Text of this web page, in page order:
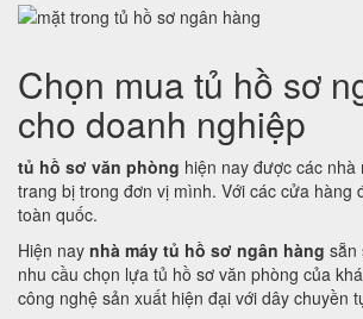
Chọn mua tủ hồ sơ
cho doanh nghiệp
tủ hồ sơ văn phòng hiện nay được các
trang bị trong đơn vị mình. Với các cửa hàng
toàn quốc.
Hiện nay nhà máy tủ hồ sơ ngân hàng sẵn
nhu cầu chọn lựa tủ hồ sơ văn phòng của
công nghệ sản xuất hiện đại với dây chuyền